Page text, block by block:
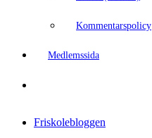
Kommentarspolicy
Medlemssida
Friskolebloggen